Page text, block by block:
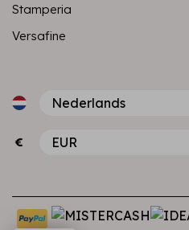
Stamperia
Versafine
€